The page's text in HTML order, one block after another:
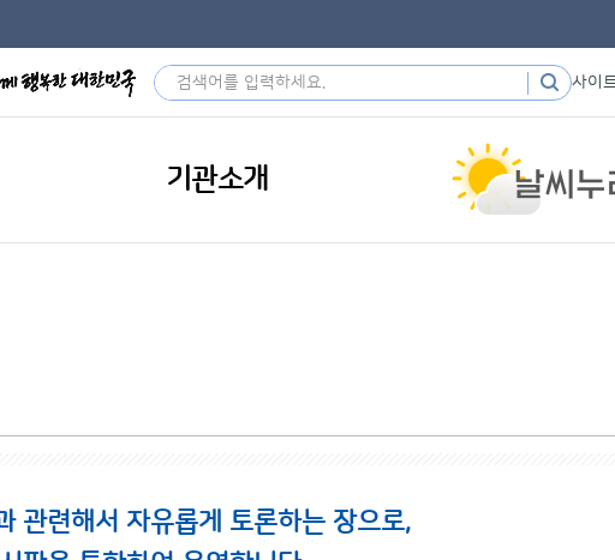
사이
기관소개
관련해서 자유롭게 토론하는 장으로,